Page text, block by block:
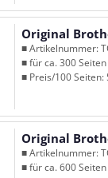
Original
■ Artikelnummer:
■ für ca. 300 Seiten
■ Preis/100 Seiten:
Original
■ Artikelnummer:
■ für ca. 600 Seiten